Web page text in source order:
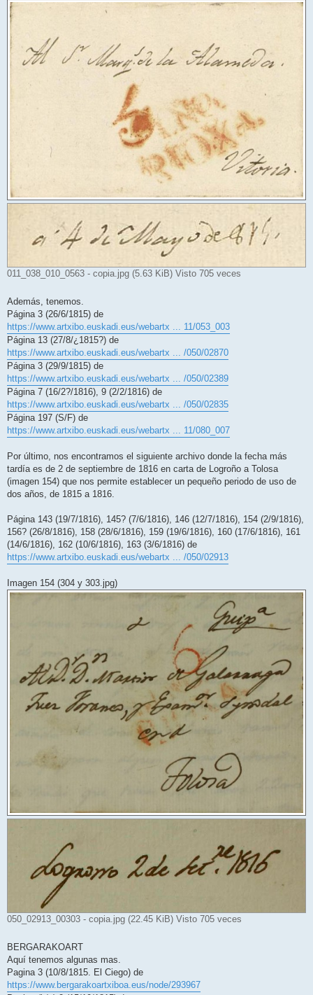
011_038_010_0563 - copia.jpg (5.63 KiB) Visto 705 veces
Además, tenemos.
Página 3 (26/6/1815) de
https://www.artxibo.euskadi.eus/webartx ... 11/053_003
Página 13 (27/8/¿1815?) de
https://www.artxibo.euskadi.eus/webartx ... /050/02870
Página 3 (29/9/1815) de
https://www.artxibo.euskadi.eus/webartx ... /050/02389
Página 7 (16/2?/1816), 9 (2/2/1816) de
https://www.artxibo.euskadi.eus/webartx ... /050/02835
Página 197 (S/F) de
https://www.artxibo.euskadi.eus/webartx ... 11/080_007
Por último, nos encontramos el siguiente archivo donde la fecha más
tardía es de 2 de septiembre de 1816 en carta de Logroño a Tolosa
(imagen 154) que nos permite establecer un pequeño periodo de uso de
dos años, de 1815 a 1816.
Página 143 (19/7/1816), 145? (7/6/1816), 146 (12/7/1816), 154 (2/9/1816),
156? (26/8/1816), 158 (28/6/1816), 159 (19/6/1816), 160 (17/6/1816), 161
(14/6/1816), 162 (10/6/1816), 163 (3/6/1816) de
https://www.artxibo.euskadi.eus/webartx ... /050/02913
Imagen 154 (304 y 303.jpg)
050_02913_00303 - copia.jpg (22.45 KiB) Visto 705 veces
BERGARAKOART
Aquí tenemos algunas mas.
Pagina 3 (10/8/1815. El Ciego) de
https://www.bergarakoartxiboa.eus/node/293967